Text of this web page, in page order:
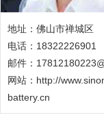
地址：佛山市禅城区
电话：18322226901
邮件：
网站： http://
battery.cn